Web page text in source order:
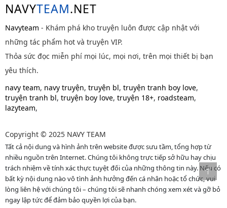
NAVYTEAM.NET
Navyteam - Khám phá kho truyện luôn được cập nhật với
những tác phẩm hot và truyện VIP.
Thỏa sức đọc miễn phí mọi lúc, mọi nơi, trên mọi thiết bị bạn
yêu thích.
navy team, navy truyện, truyện bl, truyện tranh boy love,
truyện tranh bl, truyện boy love, truyện 18+, roadsteam,
lazyteam,
Copyright © 2025 NAVY TEAM
Tất cả nội dung và hình ảnh trên website được sưu tầm, tổng hợp từ
nhiều nguồn trên Internet. Chúng tôi không trực tiếp sở hữu hay chịu
trách nhiệm về tính xác thực tuyệt đối của những thông tin này. Nếu có
bất kỳ nội dung nào vô tình ảnh hưởng đến cá nhân hoặc tổ chức, vui
lòng liên hệ với chúng tôi – chúng tôi sẽ nhanh chóng xem xét và gỡ bỏ
ngay lập tức để đảm bảo quyền lợi của bạn.